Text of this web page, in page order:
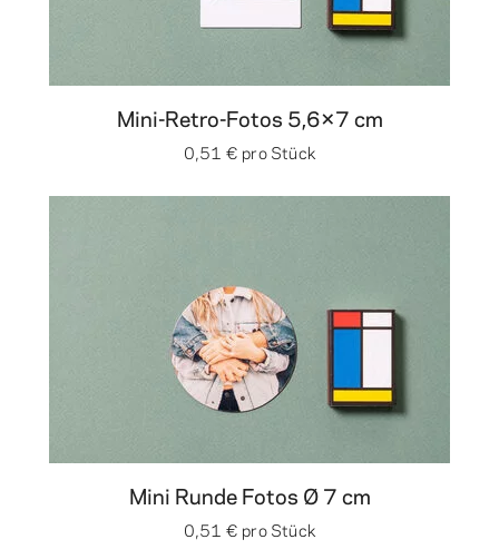
Mini-Retro-Fotos 5,6×7 cm
0,51 € pro Stück
Mini Runde Fotos Ø 7 cm
0,51 € pro Stück